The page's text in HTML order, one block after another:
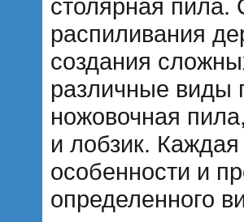
столярная пила.
распиливания
создания
различные виды
ножовочная
и лобзик.
особенности и
определенного